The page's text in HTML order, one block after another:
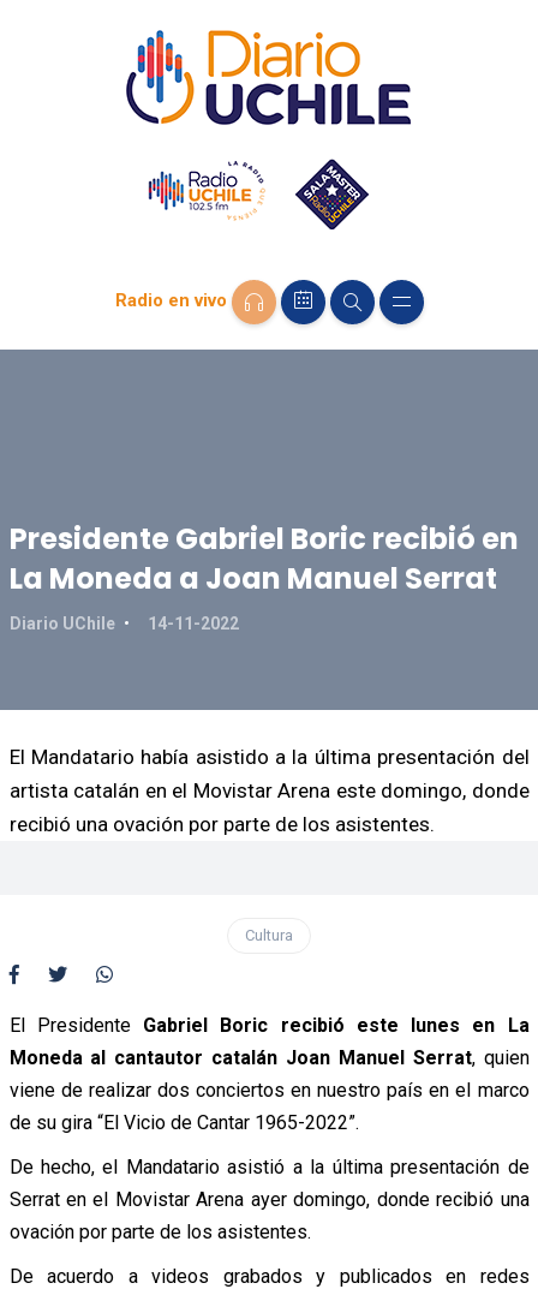
Radio en vivo
Presidente Gabriel Boric recibió en
La Moneda a Joan Manuel Serrat
Diario UChile 14-11-2022
El Mandatario había asistido a la última presentación del
artista catalán en el Movistar Arena este domingo, donde
recibió una ovación por parte de los asistentes.
Cultura
El Presidente Gabriel Boric recibió este lunes en La
Moneda al cantautor catalán Joan Manuel Serrat, quien
viene de realizar dos conciertos en nuestro país en el marco
de su gira “El Vicio de Cantar 1965-2022”.
De hecho, el Mandatario asistió a la última presentación de
Serrat en el Movistar Arena ayer domingo, donde recibió una
ovación por parte de los asistentes.
De acuerdo a videos grabados y publicados en redes